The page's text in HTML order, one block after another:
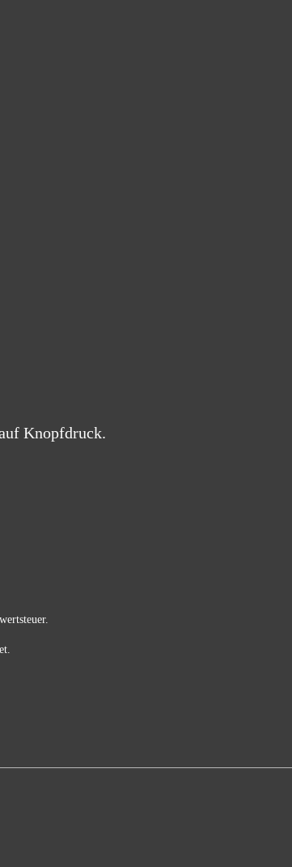
Knopfdruck.